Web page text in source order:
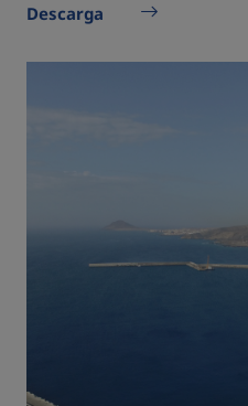
Descarga